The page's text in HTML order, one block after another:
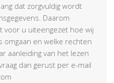
dat zorgvuldig wordt
Daarom
voor u uiteengezet hoe wij
omgaan en welke rechten
aanleiding van het lezen
dan gerust per e-mail